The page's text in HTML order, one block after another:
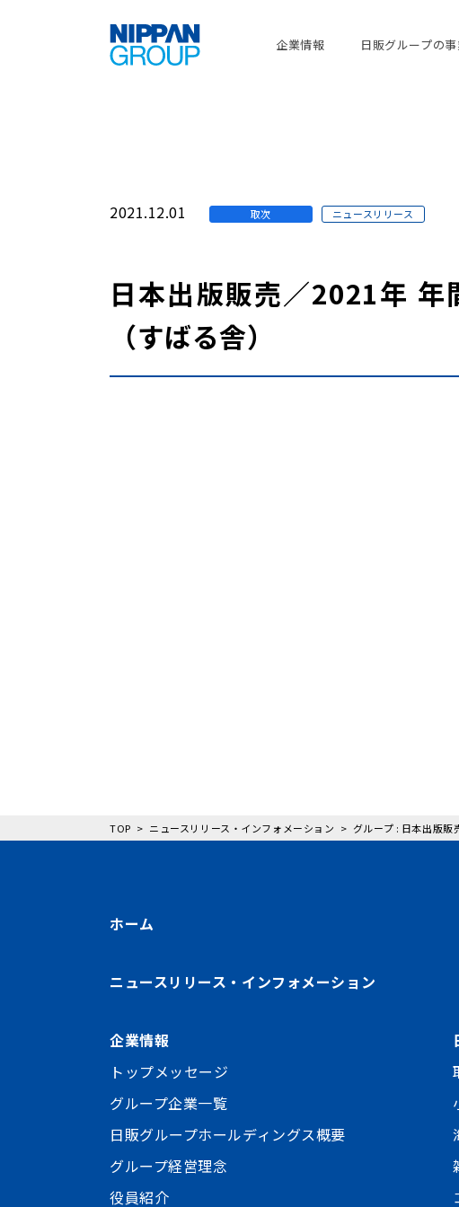
企業情報 日販グループの
2021.12.01 取次 ニュースリリース
日本出版販売／2021年 年
（すばる舎）
TOP ニュースリリース・インフォメーション グループ : 日本出版販
ホーム
ニュースリリース・インフォメーション
企業情報
トップメッセージ
グループ企業一覧
日販グループホールディングス概要
グループ経営理念
役員紹介